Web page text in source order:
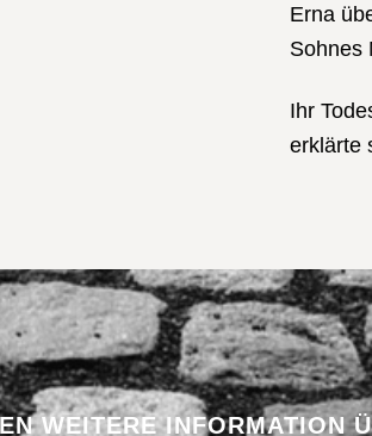
Erna
Sohnes
Ihr
erklärte
WEITERE INFORMATION